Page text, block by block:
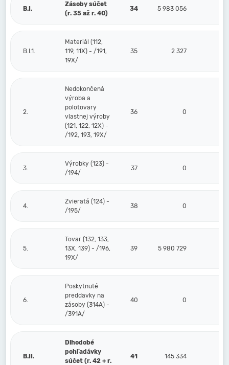
B.I.
Zásoby súčet
(r. 35 až r. 40)
34 5 983 056
B.I.1.
Materiál (112,
119, 11X) - /191,
19X/
35 2 327
2.
Nedokončená
výroba a
polotovary
vlastnej výroby
(121, 122, 12X) -
/192, 193, 19X/
36 0
3.
Výrobky (123) -
/194/
37 0
4.
Zvieratá (124) -
/195/
38 0
5.
Tovar (132, 133,
13X, 139) - /196,
19X/
39 5 980 729
6.
Poskytnuté
preddavky na
zásoby (314A) -
/391A/
40 0
B.II.
Dlhodobé
pohľadávky
súčet (r. 42 + r.
41 145 334